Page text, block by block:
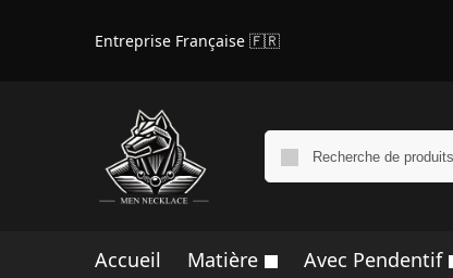
Entreprise Française 🇫🇷
Accueil Matière Avec Pendentif